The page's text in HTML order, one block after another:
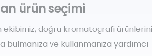
ürün seçimi
ekibimiz, doğru kromatografi ürünlerini
bulmanıza ve kullanmanıza yardımcı